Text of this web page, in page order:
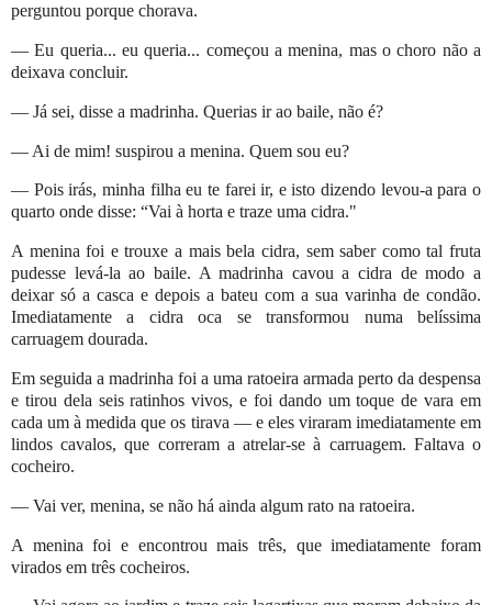
perguntou porque chorava.
— Eu queria... eu queria... começou a menina, mas o choro não a
deixava concluir.
— Já sei, disse a madrinha. Querias ir ao baile, não é?
— Ai de mim! suspirou a menina. Quem sou eu?
— Pois irás, minha filha eu te farei ir, e isto dizendo levou-a para o
quarto onde disse: “Vai à horta e traze uma cidra."
A menina foi e trouxe a mais bela cidra, sem saber como tal fruta
pudesse levá-la ao baile. A madrinha cavou a cidra de modo a
deixar só a casca e depois a bateu com a sua varinha de condão.
Imediatamente a cidra oca se transformou numa belíssima
carruagem dourada.
Em seguida a madrinha foi a uma ratoeira armada perto da despensa
e tirou dela seis ratinhos vivos, e foi dando um toque de vara em
cada um à medida que os tirava — e eles viraram imediatamente em
lindos cavalos, que correram a atrelar-se à carruagem. Faltava o
cocheiro.
— Vai ver, menina, se não há ainda algum rato na ratoeira.
A menina foi e encontrou mais três, que imediatamente foram
virados em três cocheiros.